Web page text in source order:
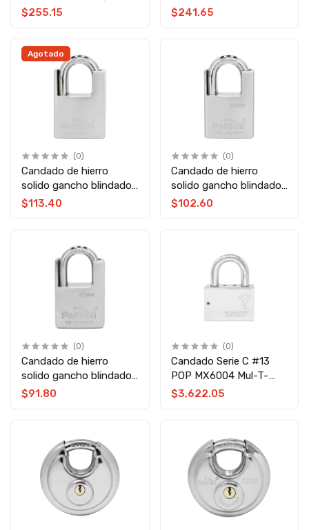
5100 Feiteli
$255.15
seguridad 4500 Feiteli
$241.65
Agotado
(0)
Candado de hierro
solido gancho blindado
60 mm BF5-60MM
$113.40
(0)
Candado de hierro
solido gancho blindado
50 mm BF5-50MM
$102.60
(0)
Candado de hierro
solido gancho blindado
40 mm BF5-40MM
$91.80
(0)
Candado Serie C #13
POP MX6004 Mul-T-
Lock
$3,622.05